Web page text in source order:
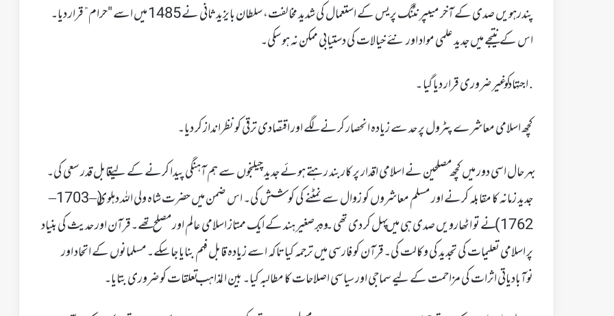
پندرہویں صدی کے آخر میںپرنٹنگ پریس کے استعمال کی شدید مخالفت، سلطان بایزید ثانی نے 1485 میں اسے "حرام” قرار دیا۔
اس کے نتیجے میں جدید علمی مواد اور نئے خیالات کی دستیابی ممکن نہ ہو سکی۔
. اجتہاد کو غیر ضروری قرار دیا گیا ۔
کچھ اسلامی معاشرے پٹرول پر حد سے زیادہ انحصار کرنے لگے اور اقتصادی ترقی کو نظرانداز کر دیا۔
بہر حال اسی دور میں کچھ مصلحین نے اسلامی اقدار پر کاربند رہتے ہوئے جدید چیلنجوں سے ہم آہنگی پیدا کرنے کے لیے قابل قدر سعی کی۔
جدید زمانہ کا مقابلہ کرنے اور مسلم معاشروں کو زوال سے نمٹنے کی کوشش کی۔ اس ضمن میں حضرت شاہ ولی اللہ دہلوی ( –1703–
1762) نے تو اٹھارویں صدی ہی میں پہل کر دی تھی ۔ وہ برصغیر ہند کے ایک ممتاز اسلامی عالم اورمصلح تھے۔قرآن اور حدیث کی بنیاد
پر اسلامی تعلیمات کی تجدید کی وکالت کی۔قرآن کو فارسی میں ترجمہ کیا تاکہ اسے زیادہ قابل فہم بنایا جا سکے۔مسلمانوں کے اتحاد اور
نوآبادیاتی اثرات کی مزاحمت کے لیے سماجی اور سیاسی اصلاحات کا مطالبہ کیا۔ بین ا لمذاہب تعلقات کو ضروری بتایا۔